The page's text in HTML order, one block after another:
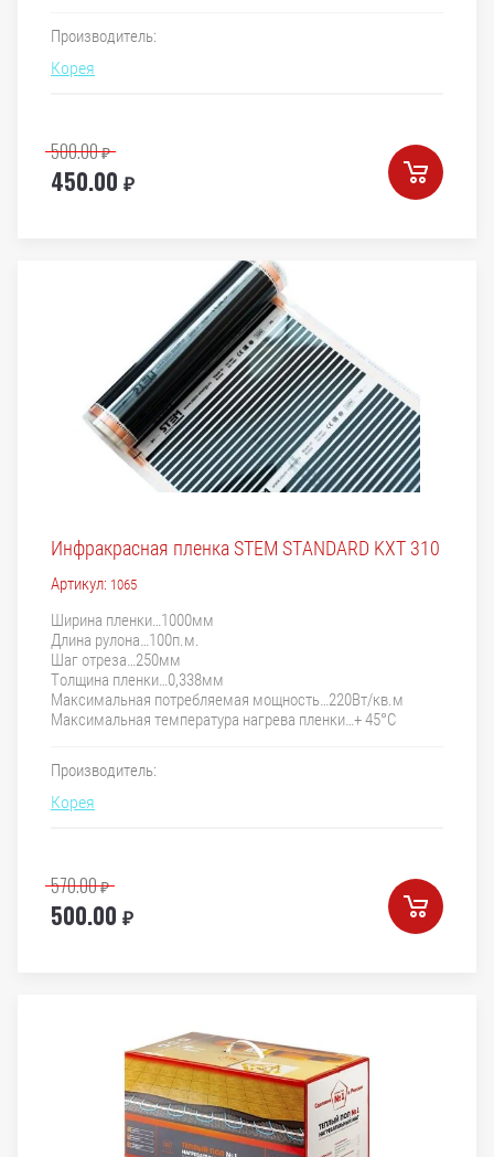
Производитель:
Корея
450.00 ₽
500.00₽
Инфракрасная пленка STEM STANDARD KXT 310
Артикул: 1065
Ширина пленки…1000мм
Длина рулона…100п.м.
Шаг отреза…250мм
Толщина пленки…0,338мм
Максимальная потребляемая мощность…220Вт/кв.м
Максимальная температура нагрева пленки…+ 45°С
Производитель:
Корея
500.00 ₽
570.00₽